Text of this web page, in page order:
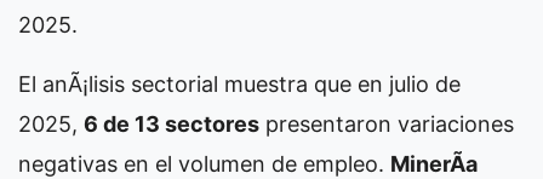
2025.
El anÃ¡lisis sectorial muestra que en julio de
2025, 6 de 13 sectores presentaron variaciones
negativas en el volumen de empleo. MinerÃ­a